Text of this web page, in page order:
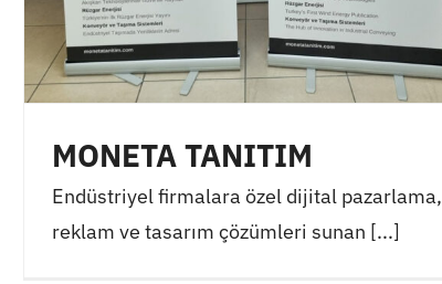
MONETA TANITIM
Endüstriyel firmalara özel dijital pazarlama,
reklam ve tasarım çözümleri sunan [...]